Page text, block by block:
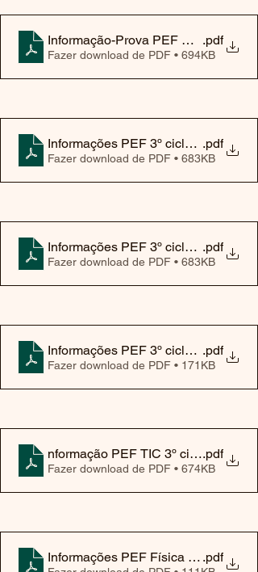
Informação-Prova PEF EF 9ºAno
.pdf
Fazer download de PDF • 694KB
Informações PEF 3º ciclo Francês
.pdf
Fazer download de PDF • 683KB
Informações PEF 3º ciclo Francês
.pdf
Fazer download de PDF • 683KB
Informações PEF 3º ciclo Inglês 2025
.pdf
Fazer download de PDF • 171KB
nformação PEF TIC 3º ciclo 2025
.pdf
Fazer download de PDF • 674KB
Informações PEF Física e Química
.pdf